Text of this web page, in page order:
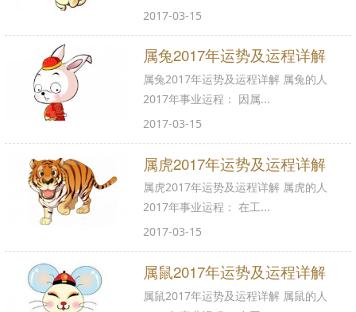
2017-03-15
属兔2017年运势及运程详解
属兔2017年运势及运程详解 属兔的人
2017年事业运程： 因属...
2017-03-15
属虎2017年运势及运程详解
属虎2017年运势及运程详解 属虎的人
2017年事业运程： 在工...
2017-03-15
属鼠2017年运势及运程详解
属鼠2017年运势及运程详解 属鼠的人